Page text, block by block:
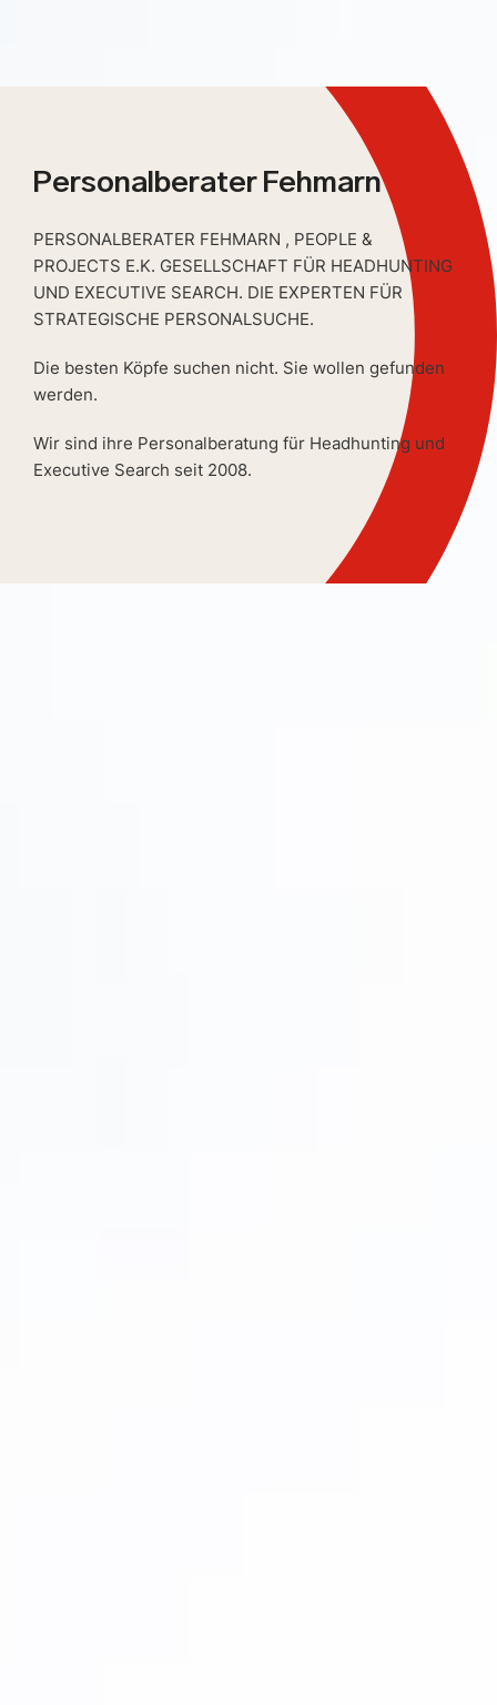
Personalberater Fehmarn
PERSONALBERATER FEHMARN , PEOPLE &
PROJECTS E.K. GESELLSCHAFT FÜR HEADHUNTING
UND EXECUTIVE SEARCH. DIE EXPERTEN FÜR
STRATEGISCHE PERSONALSUCHE.
Die besten Köpfe suchen nicht. Sie wollen gefunden
werden.
Wir sind ihre Personalberatung für Headhunting und
Executive Search seit 2008.